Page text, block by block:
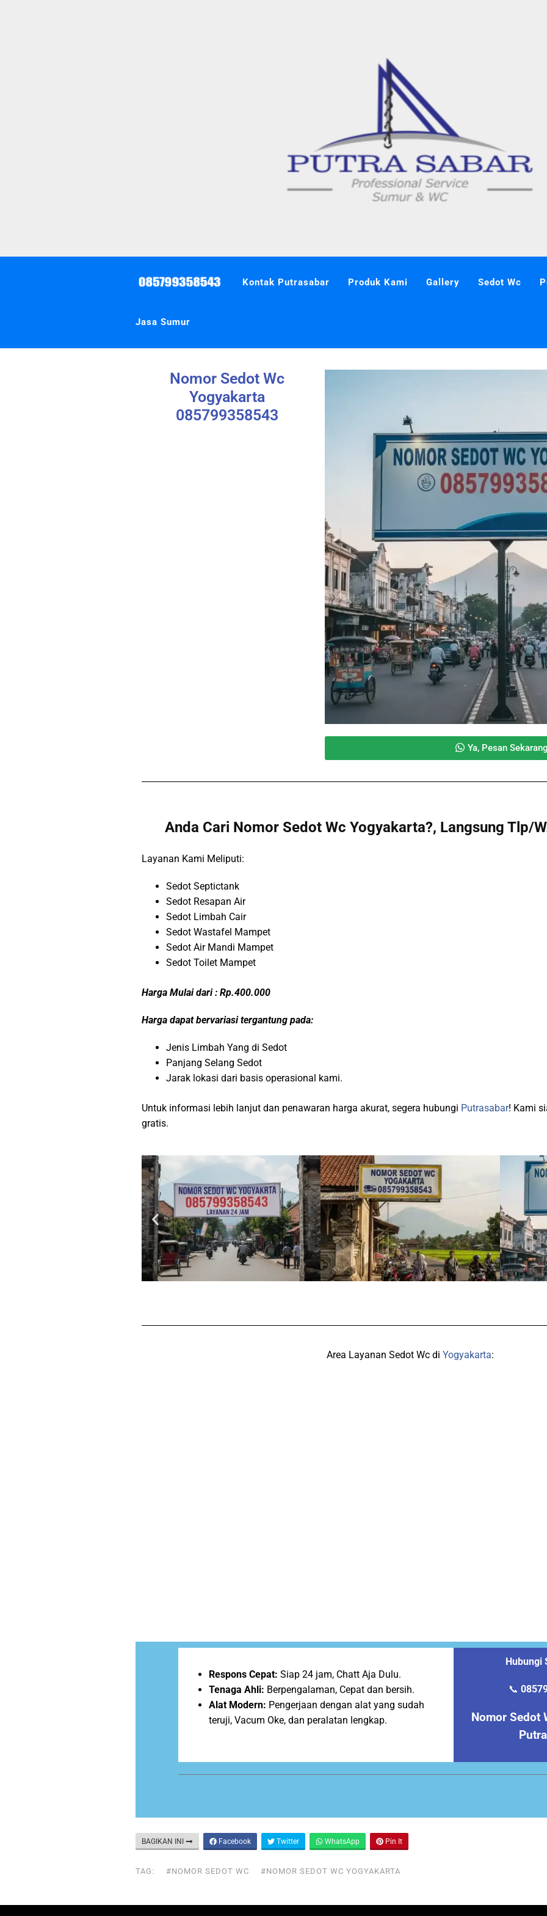
Kontak Putrasabar Produk Kami Gallery Sedot Wc
Jasa Sumur
Nomor Sedot Wc
Yogyakarta
085799358543
Ya, Pesan
Anda Cari Nomor Sedot Wc Yogyakarta?, Langsung Tlp/
Layanan Kami Meliputi:
Sedot Septictank
Sedot Resapan Air
Sedot Limbah Cair
Sedot Wastafel Mampet
Sedot Air Mandi Mampet
Sedot Toilet Mampet
Harga Mulai dari : Rp.400.000
Harga dapat bervariasi tergantung pada:
Jenis Limbah Yang di Sedot
Panjang Selang Sedot
Jarak lokasi dari basis operasional kami.
Untuk informasi lebih lanjut dan penawaran harga akurat, segera hubungi Putrasabar! Kami
gratis.
Area Layanan Sedot Wc di Yogyakarta:
Respons Cepat: Siap 24 jam, Chatt Aja Dulu.
Tenaga Ahli: Berpengalaman, Cepat dan bersih.
Alat Modern: Pengerjaan dengan alat yang sudah
teruji, Vacum Oke, dan peralatan lengkap.
Hubungi
📞
Nomor Sedot
BAGIKAN INI Facebook Twitter WhatsApp Pin It
TAG: #NOMOR SEDOT WC #NOMOR SEDOT WC YOGYAKARTA